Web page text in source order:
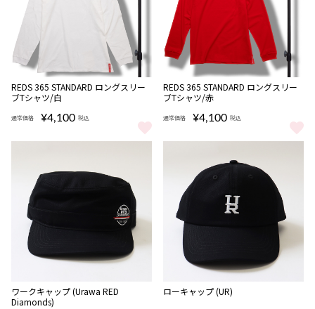
REDS 365 STANDARD ロングスリー
ブTシャツ/白
通常価格 ¥4,100 税込
REDS 365 STANDARD ロングスリーブTシャツ/白 をもっと見る
REDS 365 STANDARD ロングスリー
ブTシャツ/赤
通常価格 ¥4,100 税込
REDS 365 STANDARD ロングス
ワークキャップ (Urawa RED
Diamonds)
ローキャップ (UR)